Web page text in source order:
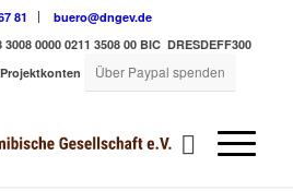
81
buero@dngev.de
0000 0211 3508 00 BIC DRESDEFF300
Über Paypal spenden